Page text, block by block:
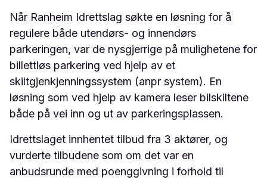
Når Ranheim Idrettslag søkte en løsning for å
regulere både utendørs- og innendørs
parkeringen, var de nysgjerrige på mulighetene for
billettløs parkering ved hjelp av et
skiltgjenkjenningssystem (anpr system). En
løsning som ved hjelp av kamera leser bilskiltene
både på vei inn og ut av parkeringsplassen.
Idrettslaget innhentet tilbud fra 3 aktører, og
vurderte tilbudene som om det var en
anbudsrunde med poenggivning i forhold til